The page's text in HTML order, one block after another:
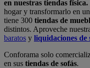
en nuestras tiendas física.
hogar y transformarlo en
tiene 300 tiendas de
distintos. Aproveche
baratos y liquidaciones de
Conforama solo
en sus tiendas de sofás.